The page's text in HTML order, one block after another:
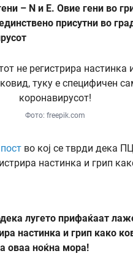
– N и E. Овие гени во
присутни во
Фото: freepik.com
пост во кој се тврди дека
настинка и грип
лугето прифаќаат
настинка и грип како
оваа ноќна мора!